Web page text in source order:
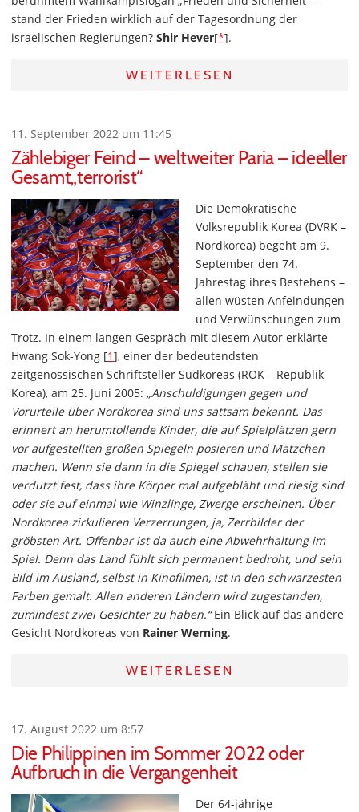
stand der Frieden wirklich auf der Tagesordnung der
israelischen Regierungen? Shir Hever[*].
WEITERLESEN
11. September 2022 um 11:45
Zählebiger Feind – weltweiter Paria – ideeller
Gesamt„terrorist“
Die Demokratische
Volksrepublik Korea (DVRK –
Nordkorea) begeht am 9.
September den 74.
Jahrestag ihres Bestehens –
allen wüsten Anfeindungen
und Verwünschungen zum
Trotz. In einem langen Gespräch mit diesem Autor erklärte
Hwang Sok-Yong [1], einer der bedeutendsten
zeitgenössischen Schriftsteller Südkoreas (ROK – Republik
Korea), am 25. Juni 2005: „Anschuldigungen gegen und
Vorurteile über Nordkorea sind uns sattsam bekannt. Das
erinnert an herumtollende Kinder, die auf Spielplätzen gern
vor aufgestellten großen Spiegeln posieren und Mätzchen
machen. Wenn sie dann in die Spiegel schauen, stellen sie
verdutzt fest, dass ihre Körper mal aufgebläht und riesig sind
oder sie auf einmal wie Winzlinge, Zwerge erscheinen. Über
Nordkorea zirkulieren Verzerrungen, ja, Zerrbilder der
gröbsten Art. Offenbar ist da auch eine Abwehrhaltung im
Spiel. Denn das Land fühlt sich permanent bedroht, und sein
Bild im Ausland, selbst in Kinofilmen, ist in den schwärzesten
Farben gemalt. Allen anderen Ländern wird zugestanden,
zumindest zwei Gesichter zu haben.“Ein Blick auf das andere
Gesicht Nordkoreas von Rainer Werning.
WEITERLESEN
17. August 2022 um 8:57
Die Philippinen im Sommer 2022 oder
Aufbruch in die Vergangenheit
Der 64-jährige